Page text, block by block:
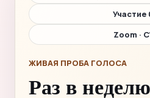
Участие
Zoom ·
ЖИВАЯ ПРОБА ГОЛОСА
Раз в неделю